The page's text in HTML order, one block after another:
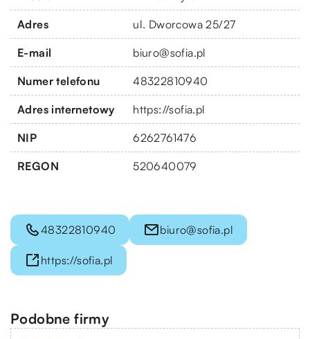
Adres ul. Dworcowa 25/27
E-mail biuro@sofia.pl
Numer telefonu 48322810940
Adres internetowy https://sofia.pl
NIP 6262761476
REGON 520640079
48322810940 biuro@sofia.pl
https://sofia.pl
Podobne firmy